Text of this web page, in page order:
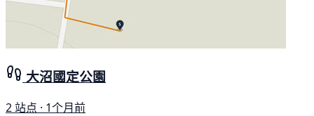
大沼國定公園
2 站点 · 1个月前